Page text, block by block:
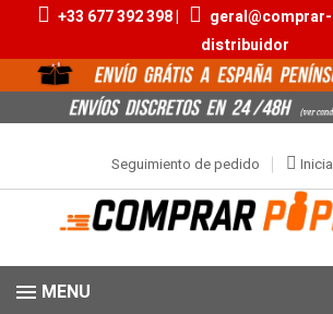
+33 677 392 398 |
distribuidor
Seguimiento de pedido
MENU